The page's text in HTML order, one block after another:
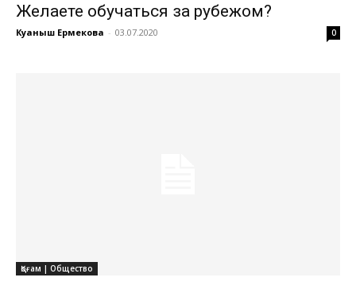
​​Желаете обучаться за рубежом?
Куаныш Ермекова - 03.07.2020 0
Қоғам | Общество